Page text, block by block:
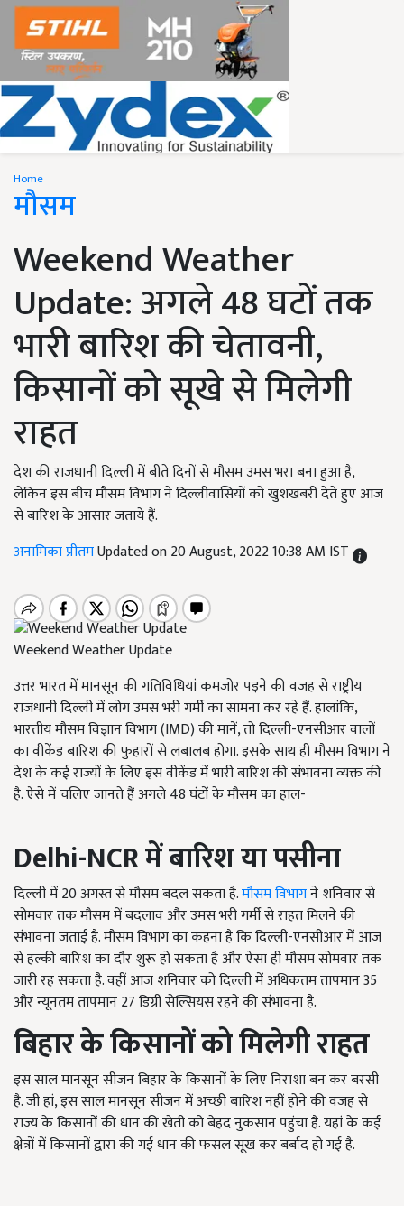
Home
मौसम
Weekend Weather
Update: अगले 48 घटों तक
भारी बारिश की चेतावनी,
किसानों को सूखे से मिलेगी
राहत
देश की राजधानी दिल्ली में बीते दिनों से मौसम उमस भरा बना हुआ है,
लेकिन इस बीच मौसम विभाग ने दिल्लीवासियों को खुशखबरी देते हुए आज
से बारिश के आसार जताये हैं.
अनामिका प्रीतमUpdated on 20 August, 2022 10:38 AM IST
Weekend Weather Update
उत्तर भारत में मानसून की गतिविधियां कमजोर पड़ने की वजह से राष्ट्रीय
राजधानी दिल्ली में लोग उमस भरी गर्मी का सामना कर रहे हैं. हालांकि,
भारतीय मौसम विज्ञान विभाग (IMD) की मानें, तो दिल्ली-एनसीआर वालों
का वीकेंड बारिश की फुहारों से लबालब होगा. इसके साथ ही मौसम विभाग ने
देश के कई राज्यों के लिए इस वीकेंड में भारी बारिश की संभावना व्यक्त की
है. ऐसे में चलिए जानते हैं अगले 48 घंटों के मौसम का हाल-
Delhi-NCRमें बारिश या पसीना
दिल्ली में 20 अगस्त से मौसम बदल सकता है.मौसम विभागने शनिवार से
सोमवार तक मौसम में बदलाव और उमस भरी गर्मी से राहत मिलने की
संभावना जताई है. मौसम विभाग का कहना है कि दिल्ली-एनसीआर में आज
से हल्की बारिश का दौर शुरू हो सकता है और ऐसा ही मौसम सोमवार तक
जारी रह सकता है. वहीं आज शनिवार को दिल्ली में अधिकतम तापमान 35
और न्यूनतम तापमान 27 डिग्री सेल्सियस रहने की संभावना है.
बिहार के किसानों को मिलेगी राहत
इस साल मानसून सीजन बिहार के किसानों के लिए निराशा बन कर बरसी
है. जी हां, इस साल मानसून सीजन में अच्छी बारिश नहीं होने की वजह से
राज्य के किसानों की धान की खेती को बेहद नुकसान पहुंचा है. यहां के कई
क्षेत्रों में किसानों द्वारा की गई धान की फसल सूख कर बर्बाद हो गई है.